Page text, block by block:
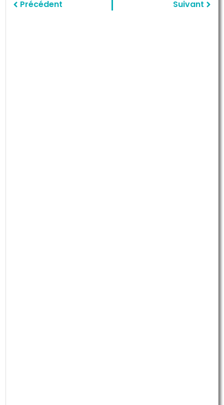
Précédent Suivant